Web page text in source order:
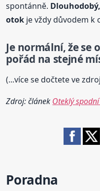
spontánně.
otok je vždy důvodem k
Je normální, že se
pořád na stejné
(...více se dočtete ve
Zdroj: článek Oteklý
Poradna